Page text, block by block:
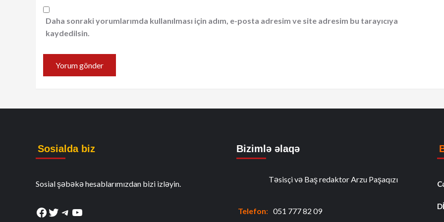
Daha sonraki yorumlarımda kullanılması için adım, e-posta adresim ve site adresim bu tarayıcıya
kaydedilsin.
Sosialda biz
Sosial şəbəkə hesablarımızdan bizi izləyin.
Facebook
Twitter
Telegram
YouTube
Bizimlə əlaqə
Təsisçi və Baş redaktor Arzu Paşaqızı
Telefon: 051 777 82 09